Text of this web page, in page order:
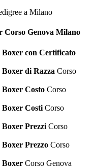
Corso Genova Milano
Boxer con Certificato
di Razza Corso
Boxer Costo Corso
Boxer Costi Corso
Boxer Prezzi Corso
Prezzo Corso
Boxer Corso Genova